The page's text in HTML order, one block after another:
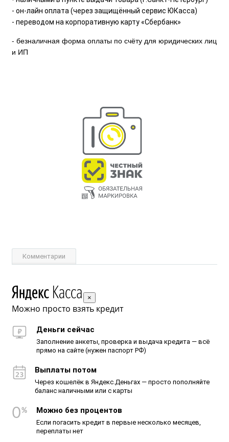
- он-лайн оплата (через защищённый сервис ЮКасса)
- переводом на корпоративную карту «Сбербанк»
- безналичная форма оплаты по счёту для юридических лиц
и ИП
Комментарии
×
Можно просто взять кредит
Деньги сейчас
Заполнение анкеты, проверка и выдача кредита — всё
прямо на сайте (нужен паспорт РФ)
Выплаты потом
Через кошелёк в Яндекс.Деньгах — просто пополняйте
баланс наличными или с карты
Можно без процентов
Если погасить кредит в первые несколько месяцев,
переплаты нет